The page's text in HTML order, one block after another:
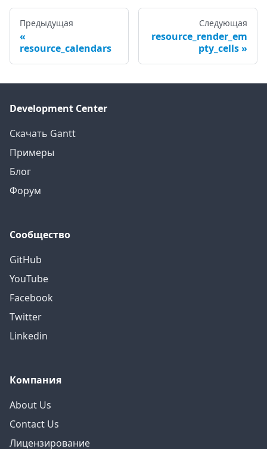
Предыдущая
resource_calendars
Следующая
resource_render_em
pty_cells
Development Center
Скачать Gantt
Примеры
Блог
Форум
Сообщество
GitHub
YouTube
Facebook
Twitter
Linkedin
Компания
About Us
Contact Us
Лицензирование